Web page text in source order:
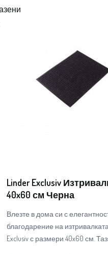
Linder Exclusiv
40x60 см Черна
Влезте в дома си с
благодарение на
Exclusiv с размери 40x60 см.